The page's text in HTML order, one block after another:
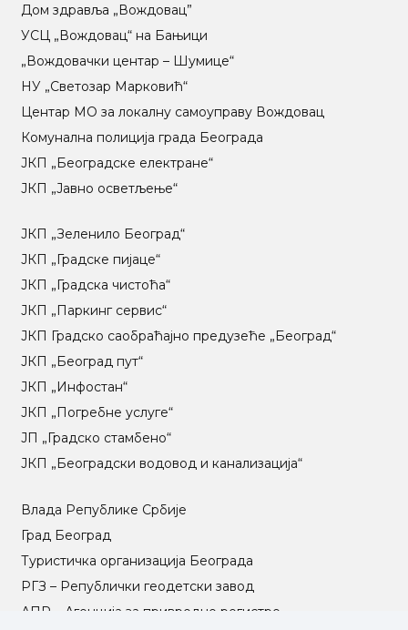
Дом здравља „Вождовац”
УСЦ „Вождовац“ на Бањици
„Вождовачки центар – Шумице“
НУ „Светозар Марковић“
Центар МO за локалну самоуправу Вождовац
Комунална полиција града Београда
ЈКП „Београдске електране“
ЈКП „Јавно осветљење“
ЈКП „Зеленило Београд“
ЈКП „Градске пијаце“
ЈКП „Градска чистоћа“
ЈКП „Паркинг сервис“
ЈКП Градско саобраћајно предузеће „Београд“
ЈКП „Београд пут“
ЈКП „Инфостан“
ЈКП „Погребне услуге“
ЈП „Градско стамбено“
ЈКП „Београдски водовод и канализација“
Влада Републике Србије
Град Београд
Туристичка организација Београда
РГЗ – Републички геодетски завод
АПР – Агенција за привредне регистре